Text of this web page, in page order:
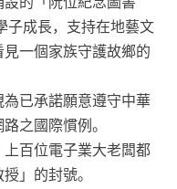
子成長，支持在地藝文
一個家族守護故鄉的
已承諾願意遵守中華
之國際慣例。
百位電子業大老闆都
」的封號。